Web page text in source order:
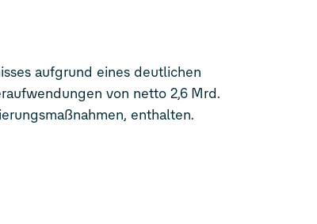
aufgrund eines deutlichen
von netto 2,6 Mrd.
enthalten.